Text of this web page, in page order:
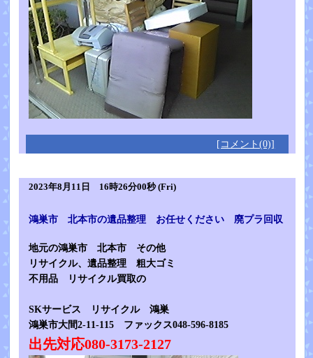
[コメント(0)]
2023年8月11日 16時26分00秒 (Fri)
鴻巣市 北本市の遺品整理 お任せください 廃プラ回収
地元の鴻巣市 北本市 その他
リサイクル、遺品整理 粗大ゴミ
不用品 リサイクル買取の
SKサービス リサイクル 鴻巣
鴻巣市大間2-11-115 ファックス048-596-8185
出先対応080-3173-2127